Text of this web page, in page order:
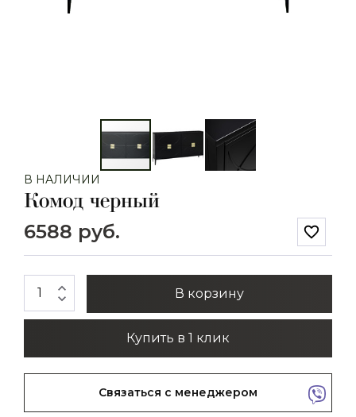
В НАЛИЧИИ
Комод черный
6588 руб. favorite_border
expand_less
expand_more В корзину
Купить в 1 клик
Связаться с менеджером